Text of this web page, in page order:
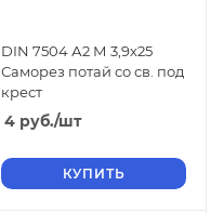
DIN 7504 А2 М 3,9х25
Саморез потай со св. под
крест
4 руб./шт
КУПИТЬ